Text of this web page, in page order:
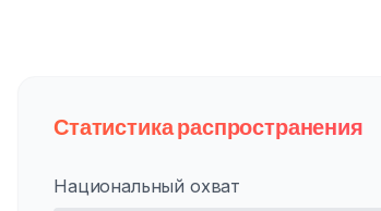
Статистика распространения
Национальный охват